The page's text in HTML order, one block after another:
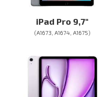
iPad Pro 9,7″
(A1673, A1674, A1675)